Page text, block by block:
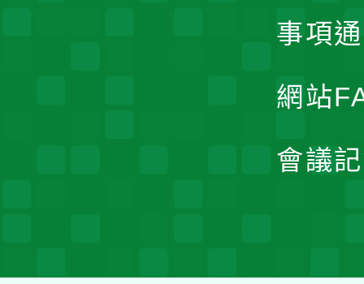
事項
網站
會議